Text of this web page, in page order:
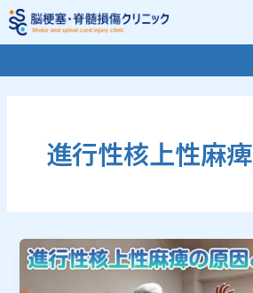
内
容
ス
進行性核上性麻痺